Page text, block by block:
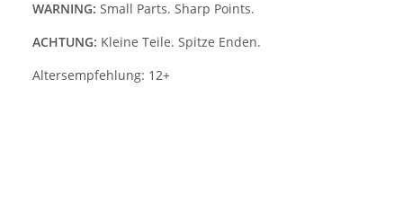
WARNING: Small Parts. Sharp Points.
ACHTUNG: Kleine Teile. Spitze Enden.
Altersempfehlung: 12+